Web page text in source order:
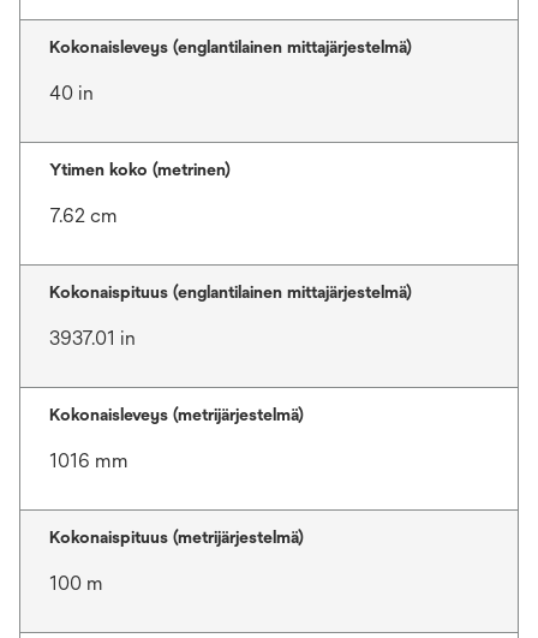
Kokonaisleveys (englantilainen mittajärjestelmä)
40 in
Ytimen koko (metrinen)
7.62 cm
Kokonaispituus (englantilainen mittajärjestelmä)
3937.01 in
Kokonaisleveys (metrijärjestelmä)
1016 mm
Kokonaispituus (metrijärjestelmä)
100 m